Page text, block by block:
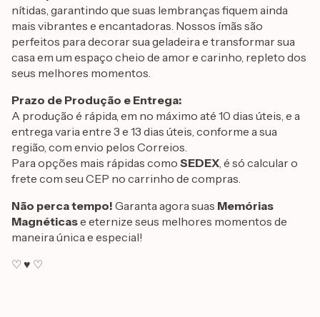
nítidas, garantindo que suas lembranças fiquem ainda
mais vibrantes e encantadoras. Nossos ímãs são
perfeitos para decorar sua geladeira e transformar sua
casa em um espaço cheio de amor e carinho, repleto dos
seus melhores momentos.
Prazo de Produção e Entrega:
A produção é rápida, em no máximo até 10 dias úteis, e a
entrega varia entre 3 e 13 dias úteis, conforme a sua
região, com envio pelos Correios.
Para opções mais rápidas como SEDEX, é só calcular o
frete com seu CEP no carrinho de compras.
Não perca tempo! Garanta agora suas Memórias
Magnéticase eternize seus melhores momentos de
maneira única e especial!
♡ ♥ ♡